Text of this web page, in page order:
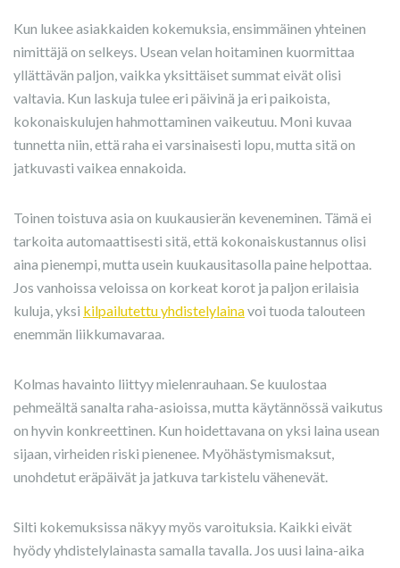
Kun lukee asiakkaiden kokemuksia, ensimmäinen yhteinen
nimittäjä on selkeys. Usean velan hoitaminen kuormittaa
yllättävän paljon, vaikka yksittäiset summat eivät olisi
valtavia. Kun laskuja tulee eri päivinä ja eri paikoista,
kokonaiskulujen hahmottaminen vaikeutuu. Moni kuvaa
tunnetta niin, että raha ei varsinaisesti lopu, mutta sitä on
jatkuvasti vaikea ennakoida.
Toinen toistuva asia on kuukausierän keveneminen. Tämä ei
tarkoita automaattisesti sitä, että kokonaiskustannus olisi
aina pienempi, mutta usein kuukausitasolla paine helpottaa.
Jos vanhoissa veloissa on korkeat korot ja paljon erilaisia
kuluja, yksi kilpailutettu yhdistelylainavoi tuoda talouteen
enemmän liikkumavaraa.
Kolmas havainto liittyy mielenrauhaan. Se kuulostaa
pehmeältä sanalta raha-asioissa, mutta käytännössä vaikutus
on hyvin konkreettinen. Kun hoidettavana on yksi laina usean
sijaan, virheiden riski pienenee. Myöhästymismaksut,
unohdetut eräpäivät ja jatkuva tarkistelu vähenevät.
Silti kokemuksissa näkyy myös varoituksia. Kaikki eivät
hyödy yhdistelylainasta samalla tavalla. Jos uusi laina-aika